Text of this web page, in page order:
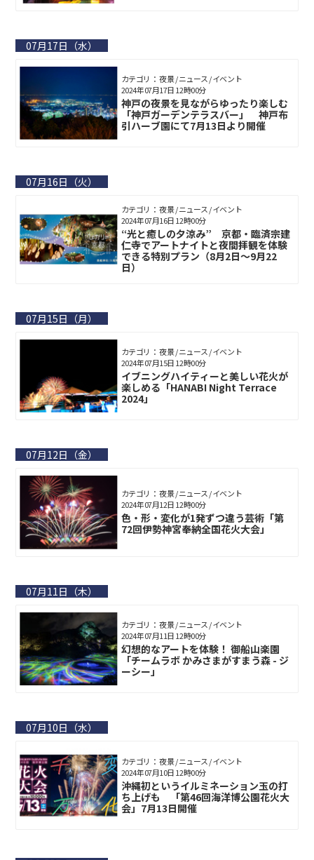
07月17日（水）
カテゴリ： 夜景 / ニュース / イベント
神戸の夜景を見ながらゆったり楽しむ
「神戸ガーデンテラスバー」 神⼾布
引ハーブ園にて7月13日より開催
2024年07月17日 12時00分
07月16日（火）
カテゴリ： 夜景 / ニュース / イベント
“光と癒しの夕涼み” 京都・臨済宗建
仁寺でアートナイトと夜間拝観を体験
できる特別プラン（8月2日～9月22
日）
2024年07月16日 12時00分
07月15日（月）
カテゴリ： 夜景 / ニュース / イベント
イブニングハイティーと美しい花火が
楽しめる「HANABI Night Terrace
2024」
2024年07月15日 12時00分
07月12日（金）
カテゴリ： 夜景 / ニュース / イベント
色・形・変化が1発ずつ違う芸術「第
72回伊勢神宮奉納全国花火大会」
2024年07月12日 12時00分
07月11日（木）
カテゴリ： 夜景 / ニュース / イベント
幻想的なアートを体験！ 御船山楽園
「チームラボ かみさまがすまう森 - ジ
ーシー」
2024年07月11日 12時00分
07月10日（水）
カテゴリ： 夜景 / ニュース / イベント
沖縄初というイルミネーション玉の打
ち上げも 「第46回海洋博公園花火大
会」7月13日開催
2024年07月10日 12時00分